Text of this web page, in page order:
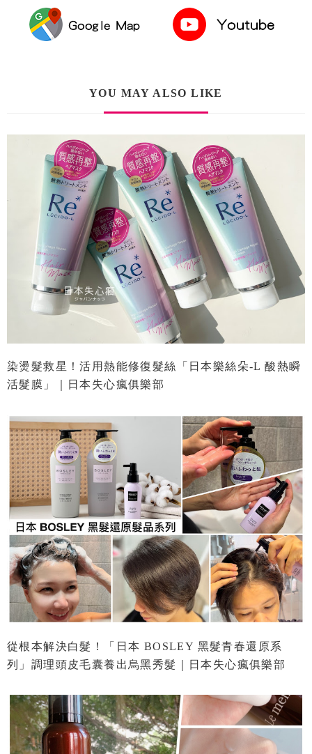
YOU MAY ALSO LIKE
染燙髮救星！活用熱能修復髮絲「日本樂絲朵-L 酸熱瞬
活髮膜」｜日本失心瘋俱樂部
從根本解決白髮！「日本 BOSLEY 黑髮青春還原系
列」調理頭皮毛囊養出烏黑秀髮｜日本失心瘋俱樂部